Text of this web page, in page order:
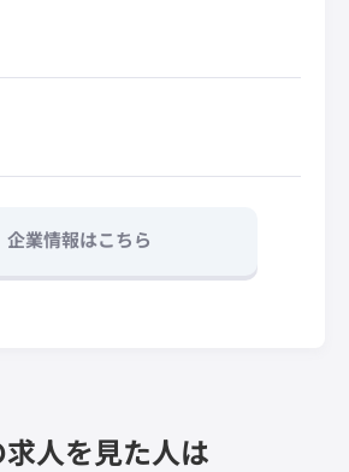
企業情報はこちら
求人を見た人は